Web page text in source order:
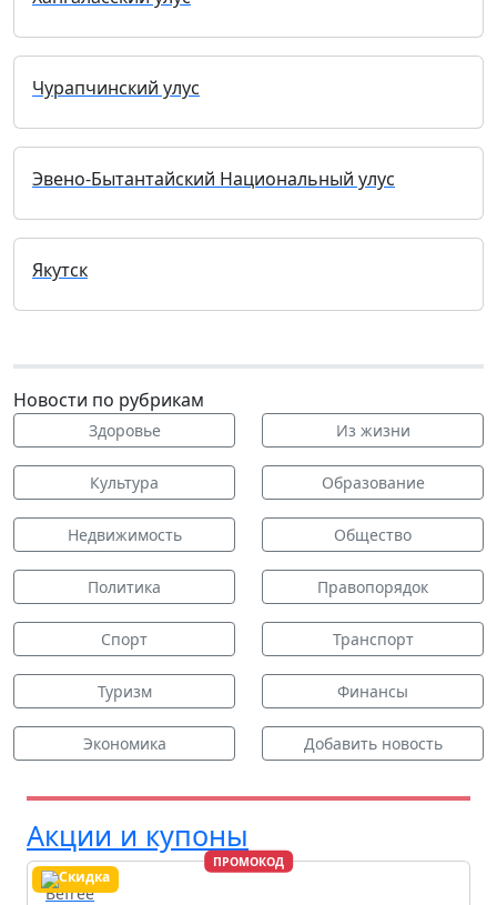
Чурапчинский улус
Эвено-Бытантайский Национальный улус
Якутск
Новости по рубрикам
Здоровье Из жизни
Культура Образование
Недвижимость Общество
Политика Правопорядок
Спорт Транспорт
Туризм Финансы
Экономика Добавить новость
Акции и купоны
ПРОМОКОД
Befree